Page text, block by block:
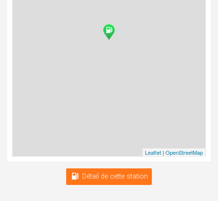
Leaflet | OpenStreetMap
Détail de cette station